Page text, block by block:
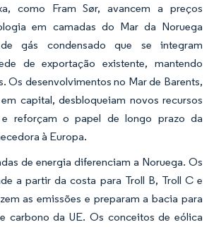
como Fram Sør, avancem a preços
em camadas do Mar da Noruega
gás condensado que se integram
de exportação existente, mantendo
Os desenvolvimentos no Mar de Barents,
capital, desbloqueiam novos recursos
reforçam o papel de longo prazo da
à Europa.
de energia diferenciam a Noruega. Os
a partir da costa para Troll B, Troll C e
as emissões e preparam a bacia para
carbono da UE. Os conceitos de eólica